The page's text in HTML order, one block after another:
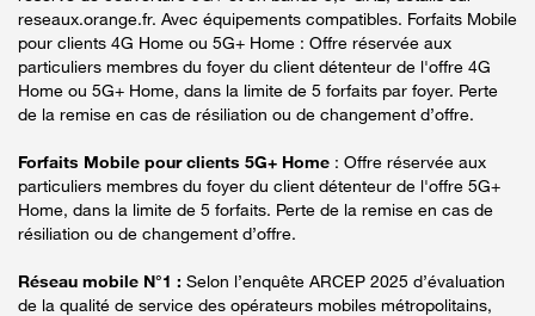
reseaux.orange.fr. Avec équipements compatibles. Forfaits Mobile
pour clients 4G Home ou 5G+ Home : Offre réservée aux
particuliers membres du foyer du client détenteur de l'offre 4G
Home ou 5G+ Home, dans la limite de 5 forfaits par foyer. Perte
de la remise en cas de résiliation ou de changement d’offre.
Forfaits Mobile pour clients 5G+ Home : Offre réservée aux
particuliers membres du foyer du client détenteur de l'offre 5G+
Home, dans la limite de 5 forfaits. Perte de la remise en cas de
résiliation ou de changement d’offre.
Réseau mobile N°1 : Selon l’enquête ARCEP 2025 d’évaluation
de la qualité de service des opérateurs mobiles métropolitains,